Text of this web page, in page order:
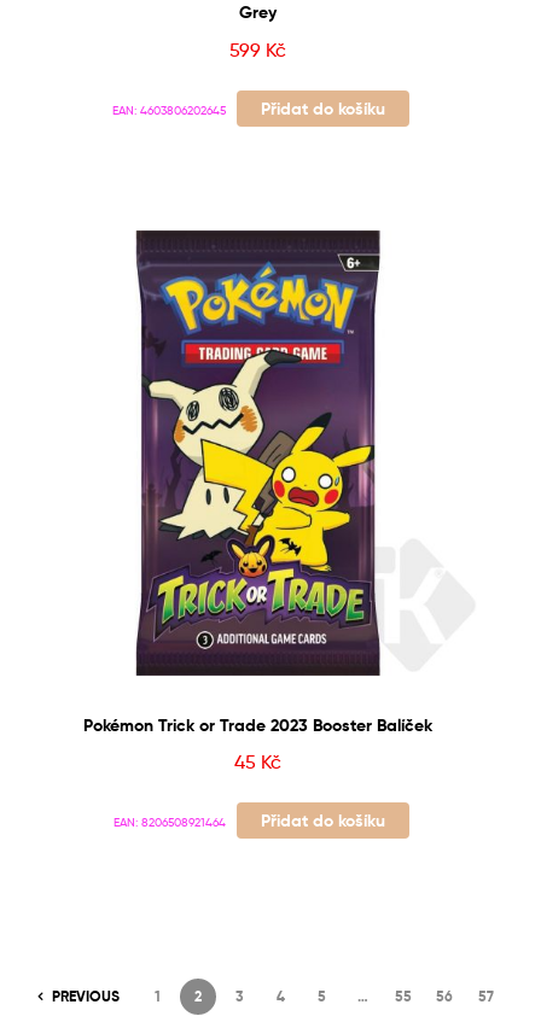
Grey
599 Kč
EAN: 4603806202645 Přidat do košíku
Pokémon Trick or Trade 2023 Booster Balíček
45 Kč
EAN: 8206508921464 Přidat do košíku
PREVIOUS 1 2 3 4 5 … 55 56
57